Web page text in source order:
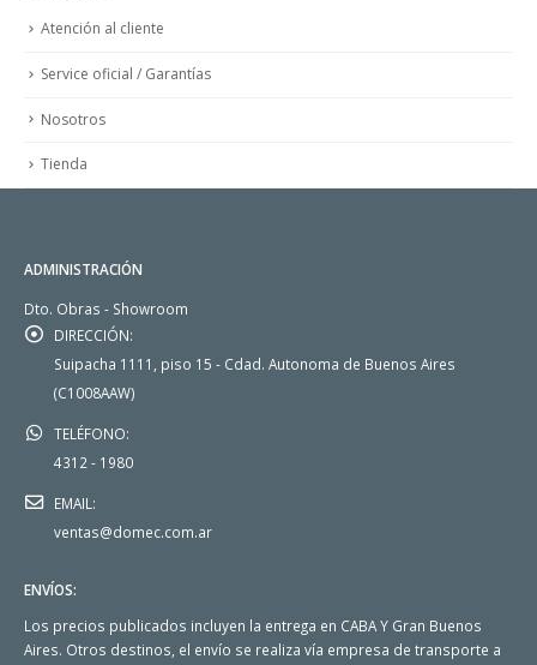
Atención al cliente
Service oficial / Garantías
Nosotros
Tienda
ADMINISTRACIÓN
Dto. Obras - Showroom
DIRECCIÓN:
Suipacha 1111, piso 15 - Cdad. Autonoma de Buenos Aires
(C1008AAW)
TELÉFONO:
4312 - 1980
EMAIL:
ventas@domec.com.ar
ENVÍOS:
Los precios publicados incluyen la entrega en CABA Y Gran Buenos
Aires. Otros destinos, el envío se realiza vía empresa de transporte a